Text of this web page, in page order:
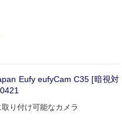
Eufy eufyCam C35 [暗視対
り付け可能なカメラ